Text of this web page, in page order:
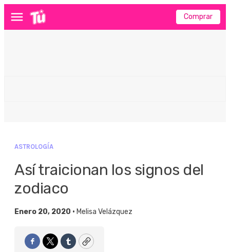
Menú Comprar
ASTROLOGÍA
Así traicionan los signos del
zodiaco
Enero 20, 2020 • Melisa Velázquez
Facebook
TwitterTumblrCopy